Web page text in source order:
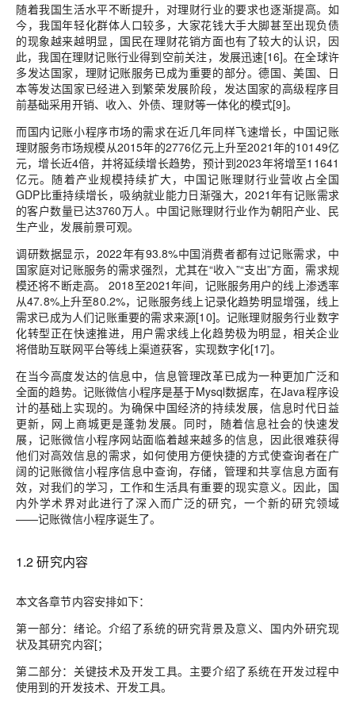
随着我国生活水平不断提升，对理财行业的要求也逐渐提高。如
今，我国年轻化群体人口较多，大家花钱大手大脚甚至出现负债
的现象越来越明显，国民在理财花销方面也有了较大的认识，因
此，我国在理财记账行业得到空前关注，发展迅速[16]。在全球许
多发达国家，理财记账服务已成为重要的部分。德国、美国、日
本等发达国家已经进入到繁荣发展阶段，发达国家的高级程序目
前基础采用开销、收入、外债、理财等一体化的模式[9]。
而国内记账小程序市场的需求在近几年同样飞速增长，中国记账
理财服务市场规模从2015年的2776亿元上升至2021年的10149亿
元，增长近4倍，并将延续增长趋势，预计到2023年将增至11641
亿元。随着产业规模持续扩大，中国记账理财行业营收占全国
GDP比重持续增长，吸纳就业能力日渐强大，2021年有记账需求
的客户数量已达3760万人。中国记账理财行业作为朝阳产业、民
生产业，发展前景可观。
调研数据显示，2022年有93.8%中国消费者都有过记账需求，中
国家庭对记账服务的需求强烈，尤其在“收入”“支出”方面，需求规
模还将不断走高。 2018至2021年间，记账服务用户的线上渗透率
从47.8%上升至80.2%，记账服务线上记录化趋势明显增强，线上
需求已成为人们记账重要的需求来源[10]。记账理财服务行业数字
化转型正在快速推进，用户需求线上化趋势极为明显，相关企业
将借助互联网平台等线上渠道获客，实现数字化[17]。
在当今高度发达的信息中，信息管理改革已成为一种更加广泛和
全面的趋势。记账微信小程序是基于Mysql数据库，在Java程序设
计的基础上实现的。为确保中国经济的持续发展，信息时代日益
更新，网上商城更是蓬勃发展。同时，随着信息社会的快速发
展，记账微信小程序网站面临着越来越多的信息，因此很难获得
他们对高效信息的需求，如何使用方便快捷的方式使查询者在广
阔的记账微信小程序信息中查询，存储，管理和共享信息方面有
效，对我们的学习，工作和生活具有重要的现实意义。因此，国
内外学术界对此进行了深入而广泛的研究，一个新的研究领域
——记账微信小程序诞生了。
1.2 研究内容
本文各章节内容安排如下：
第一部分：绪论。介绍了系统的研究背景及意义、国内外研究现
状及其研究内容[；
第二部分：关键技术及开发工具。主要介绍了系统在开发过程中
使用到的开发技术、开发工具。